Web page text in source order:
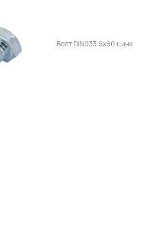
Болт DIN933 6х60 цинк